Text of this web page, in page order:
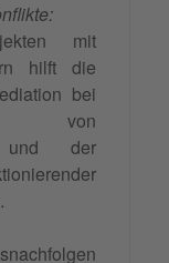
mit
hilft die
bei
von
und der